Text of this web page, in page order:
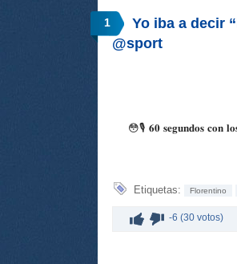
1
Yo iba a decir
@sport
😳🎙️ 𝟔𝟎 𝐬𝐞𝐠𝐮𝐧𝐝𝐨𝐬 𝐜𝐨𝐧
Etiquetas: Florentino
-6 (30 votos)